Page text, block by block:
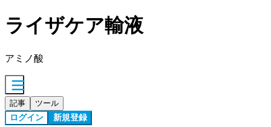
ライザケア輸液
アミノ酸
記事 ツール
ログイン 新規登録